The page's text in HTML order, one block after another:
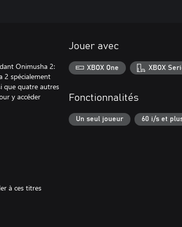
Onimusha 2:
2 spécialement
que quatre autres
y accéder
à ces titres
Jouer avec
XBOX One XBOX
Fonctionnalités
Un seul joueur 60 i/s et